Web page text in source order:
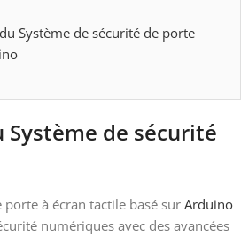
Système de sécurité de porte
Système de sécurité
porte à écran tactile basé sur Arduino
numériques avec des avancées